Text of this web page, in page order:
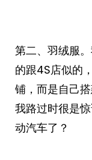
第二、羽绒服
的跟4S店似的
铺，而是自己
我路过时很是
动汽车了？